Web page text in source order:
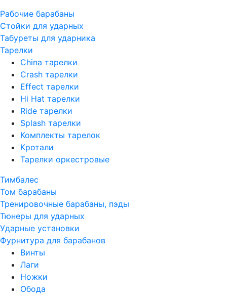
Рабочие барабаны
Стойки для ударных
Табуреты для ударника
Тарелки
China тарелки
Crash тарелки
Effect тарелки
Hi Hat тарелки
Ride тарелки
Splash тарелки
Комплекты тарелок
Кротали
Тарелки оркестровые
Тимбалес
Том барабаны
Тренировочные барабаны, пэды
Тюнеры для ударных
Ударные установки
Фурнитура для барабанов
Винты
Лаги
Ножки
Обода